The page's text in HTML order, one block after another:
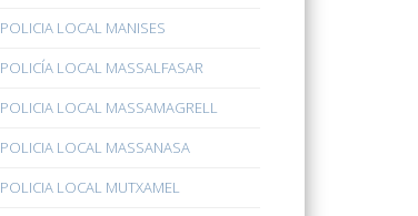
POLICIA LOCAL MANISES
POLICÍA LOCAL MASSALFASAR
POLICIA LOCAL MASSAMAGRELL
POLICIA LOCAL MASSANASA
POLICIA LOCAL MUTXAMEL